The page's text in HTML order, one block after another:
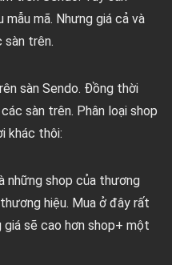
mã. Nhưng giá cả và
sàn trên.
sàn Sendo. Đồng thời
sàn trên. Phân loại shop
khác thôi:
những shop của thương
hiệu. Mua ở đây rất
sẽ cao hơn shop+ một